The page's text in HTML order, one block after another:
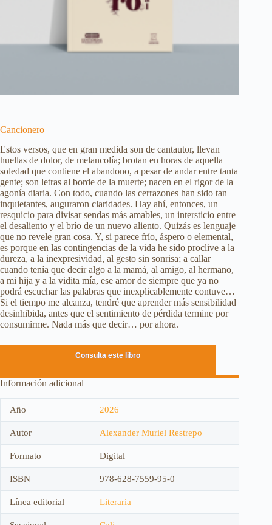
Cancionero
Estos versos, que en gran medida son de cantautor, llevan
huellas de dolor, de melancolía; brotan en horas de aquella
soledad que contiene el abandono, a pesar de andar entre tanta
gente; son letras al borde de la muerte; nacen en el rigor de la
agonía diaria. Con todo, cuando las cerrazones han sido tan
inquietantes, auguraron claridades. Hay ahí, entonces, un
resquicio para divisar sendas más amables, un intersticio entre
el desaliento y el brío de un nuevo aliento. Quizás es lenguaje
que no revele gran cosa. Y, si parece frío, áspero o elemental,
es porque en las contingencias de la vida he sido proclive a la
dureza, a la inexpresividad, al gesto sin sonrisa; a callar
cuando tenía que decir algo a la mamá, al amigo, al hermano,
a mi hija y a la vidita mía, ese amor de siempre que ya no
podrá escuchar las palabras que inexplicablemente contuve…
Si el tiempo me alcanza, tendré que aprender más sensibilidad
desinhibida, antes que el sentimiento de pérdida termine por
consumirme. Nada más que decir… por ahora.
Consulta este libro
Información adicional
Año 2026
Autor Alexander Muriel Restrepo
Formato Digital
ISBN 978-628-7559-95-0
Línea editorial Literaria